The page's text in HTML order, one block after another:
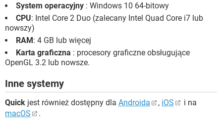
System operacyjny : Windows 10 64-bitowy
CPU: Intel Core 2 Duo (zalecany Intel Quad Core i7 lub
nowszy)
RAM: 4 GB lub więcej
Karta graficzna : procesory graficzne obsługujące
OpenGL 3.2 lub nowsze.
Inne systemy
Quick jest również dostępny dla Androida , iOS
i na
macOS
.